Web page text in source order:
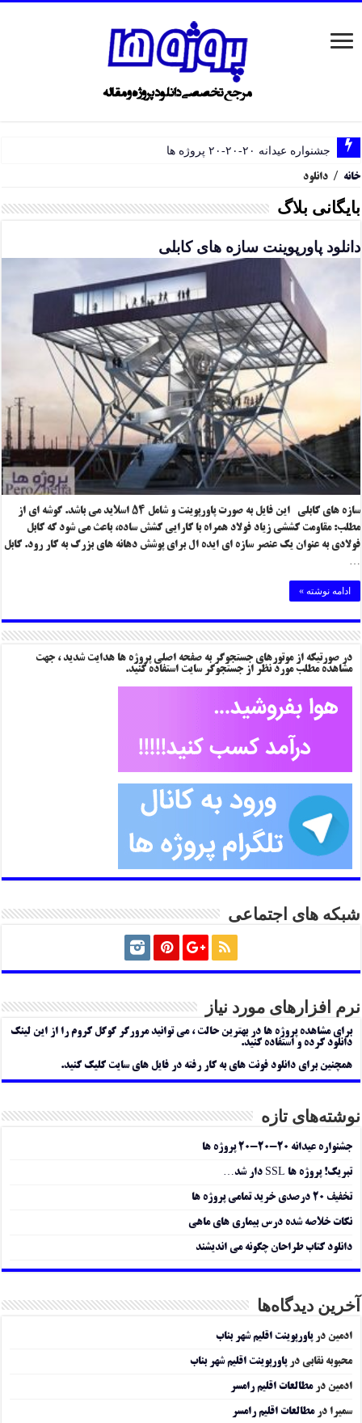
جشنواره عیدانه ۲۰-۲۰-۲۰ پروژه ها
خانه / دانلود
بایگانی بلاگ
دانلود پاورپوینت سازه های کابلی
سازه های کابلی این فایل به صورت پاورپوینت و شامل ۵۴ اسلاید می باشد. گوشه ای از
مطلب: مقاومت کششی زیاد فولاد همراه با کارایی کشش ساده، باعث می شود که کابل
فولادی به عنوان یک عنصر سازه ای ایده ال برای پوشش دهانه های بزرگ به کار رود. کابل
…
ادامه نوشته »
در صورتیکه از موتورهای جستجوگر به صفحه اصلی پروژه ها هدایت شدید ، جهت
مشاهده مطلب مورد نظر از جستجوگر سایت استفاده کنید.
شبکه های اجتماعی
نرم افزارهای مورد نیاز
برای مشاهده پروژه ها در بهترین حالت ، می توانید مرورگر گوگل کروم را از این لینک
دانلود کرده و استفاده کنید.
همچنین برای دانلود فونت های به کار رفته در فایل های سایت کلیک کنید.
نوشته‌های تازه
جشنواره عیدانه ۲۰-۲۰-۲۰ پروژه ها
تبریک! پروژه ها SSL دار شد…
تخفیف ۲۰ درصدی خرید تمامی پروژه ها
نکات خلاصه شده درس بیماری های ماهی
دانلود کتاب طراحان چگونه می اندیشند
آخرین دیدگاه‌ها
ادمین درپاورپوینت اقلیم شهر بناب
محبوبه نقابی درپاورپوینت اقلیم شهر بناب
ادمین درمطالعات اقلیم رامسر
سمیرا درمطالعات اقلیم رامسر